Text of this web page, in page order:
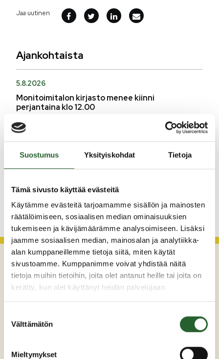
Suostumus Yksityiskohdat Tietoja
Tämä sivusto käyttää evästeitä
Käytämme evästeitä tarjoamamme sisällön ja mainosten
räätälöimiseen, sosiaalisen median ominaisuuksien
tukemiseen ja kävijämäärämme analysoimiseen. Lisäksi
jaamme sosiaalisen median, mainosalan ja analytiikka-
alan kumppaneillemme tietoja siitä, miten käytät
sivustoamme. Kumppanimme voivat yhdistää näitä
tietoja muihin tietoihin, joita olet antanut heille tai joita on
kerätty, kun olet käyttänyt heidän palvelujaan.
valinta
Välttämätön
Mieltymykset
Jaa uutinen
Ajankohtaista
5.8.2026
Monitoimitalon kirjasto menee kiinni
perjantaina klo 12.00
3.8.2026
Henkilömuutoksia maaseutuhallinnossa
29.7.2026
Asfaltointityöt taajamassa myöhästyvät
KATSO KAIKKI